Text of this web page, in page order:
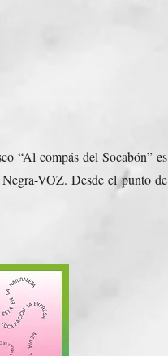
“Al compás del Socabón” es
VOZ. Desde el punto de